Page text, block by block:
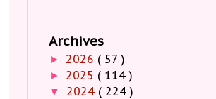
Archives
► 2026 ( 57 )
► 2025 ( 114 )
▼ 2024 ( 224 )